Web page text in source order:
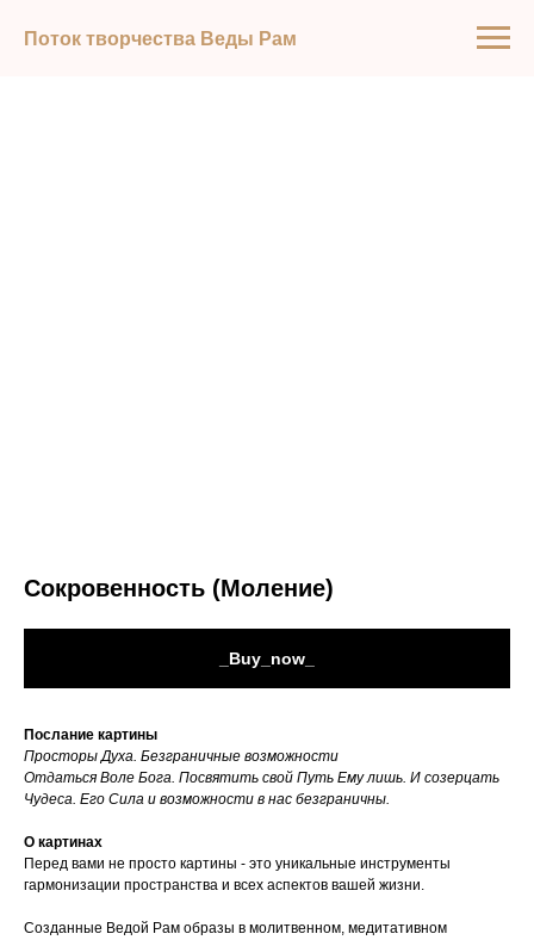
Поток творчества Веды Рам
Сокровенность (Моление)
_Buy_now_
Послание картины
Просторы Духа. Безграничные возможности
Отдаться Воле Бога. Посвятить свой Путь Ему лишь. И созерцать
Чудеса. Его Сила и возможности в нас безграничны.
О картинах
Перед вами не просто картины - это уникальные инструменты
гармонизации пространства и всех аспектов вашей жизни.
Созданные Ведой Рам образы в молитвенном, медитативном